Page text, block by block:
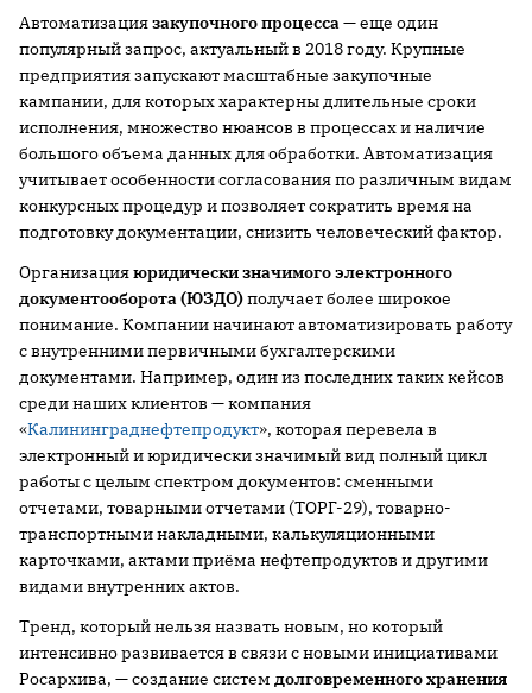
Автоматизациязакупочного процесса— еще один
популярный запрос, актуальный в 2018 году. Крупные
предприятия запускают масштабные закупочные
кампании, для которых характерны длительные сроки
исполнения, множество нюансов в процессах и наличие
большого объема данных для обработки. Автоматизация
учитывает особенности согласования по различным видам
конкурсных процедур и позволяет сократить время на
подготовку документации, снизить человеческий фактор.
Организацияюридически значимого электронного
документооборота (ЮЗДО)получает более широкое
понимание. Компании начинают автоматизировать работу
с внутренними первичными бухгалтерскими
документами. Например, один из последних таких кейсов
среди наших клиентов — компания
«Калининграднефтепродукт», которая перевела в
электронный и юридически значимый вид полный цикл
работы с целым спектром документов: сменными
отчетами, товарными отчетами (ТОРГ-29), товарно-
транспортными накладными, калькуляционными
карточками, актами приёма нефтепродуктов и другими
видами внутренних актов.
Тренд, который нельзя назвать новым, но который
интенсивно развивается в связи с новыми инициативами
Росархива, — создание систем долговременного хранения